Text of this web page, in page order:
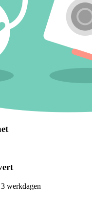
zonder verrassingen